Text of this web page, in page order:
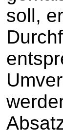
soll,